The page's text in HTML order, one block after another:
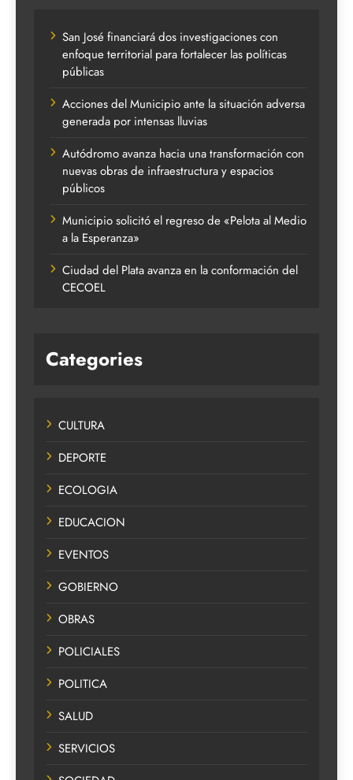
San José financiará dos investigaciones con
enfoque territorial para fortalecer las políticas
públicas
Acciones del Municipio ante la situación adversa
generada por intensas lluvias
Autódromo avanza hacia una transformación con
nuevas obras de infraestructura y espacios
públicos
Municipio solicitó el regreso de «Pelota al Medio
a la Esperanza»
Ciudad del Plata avanza en la conformación del
CECOEL
Categories
CULTURA
DEPORTE
ECOLOGIA
EDUCACION
EVENTOS
GOBIERNO
OBRAS
POLICIALES
POLITICA
SALUD
SERVICIOS